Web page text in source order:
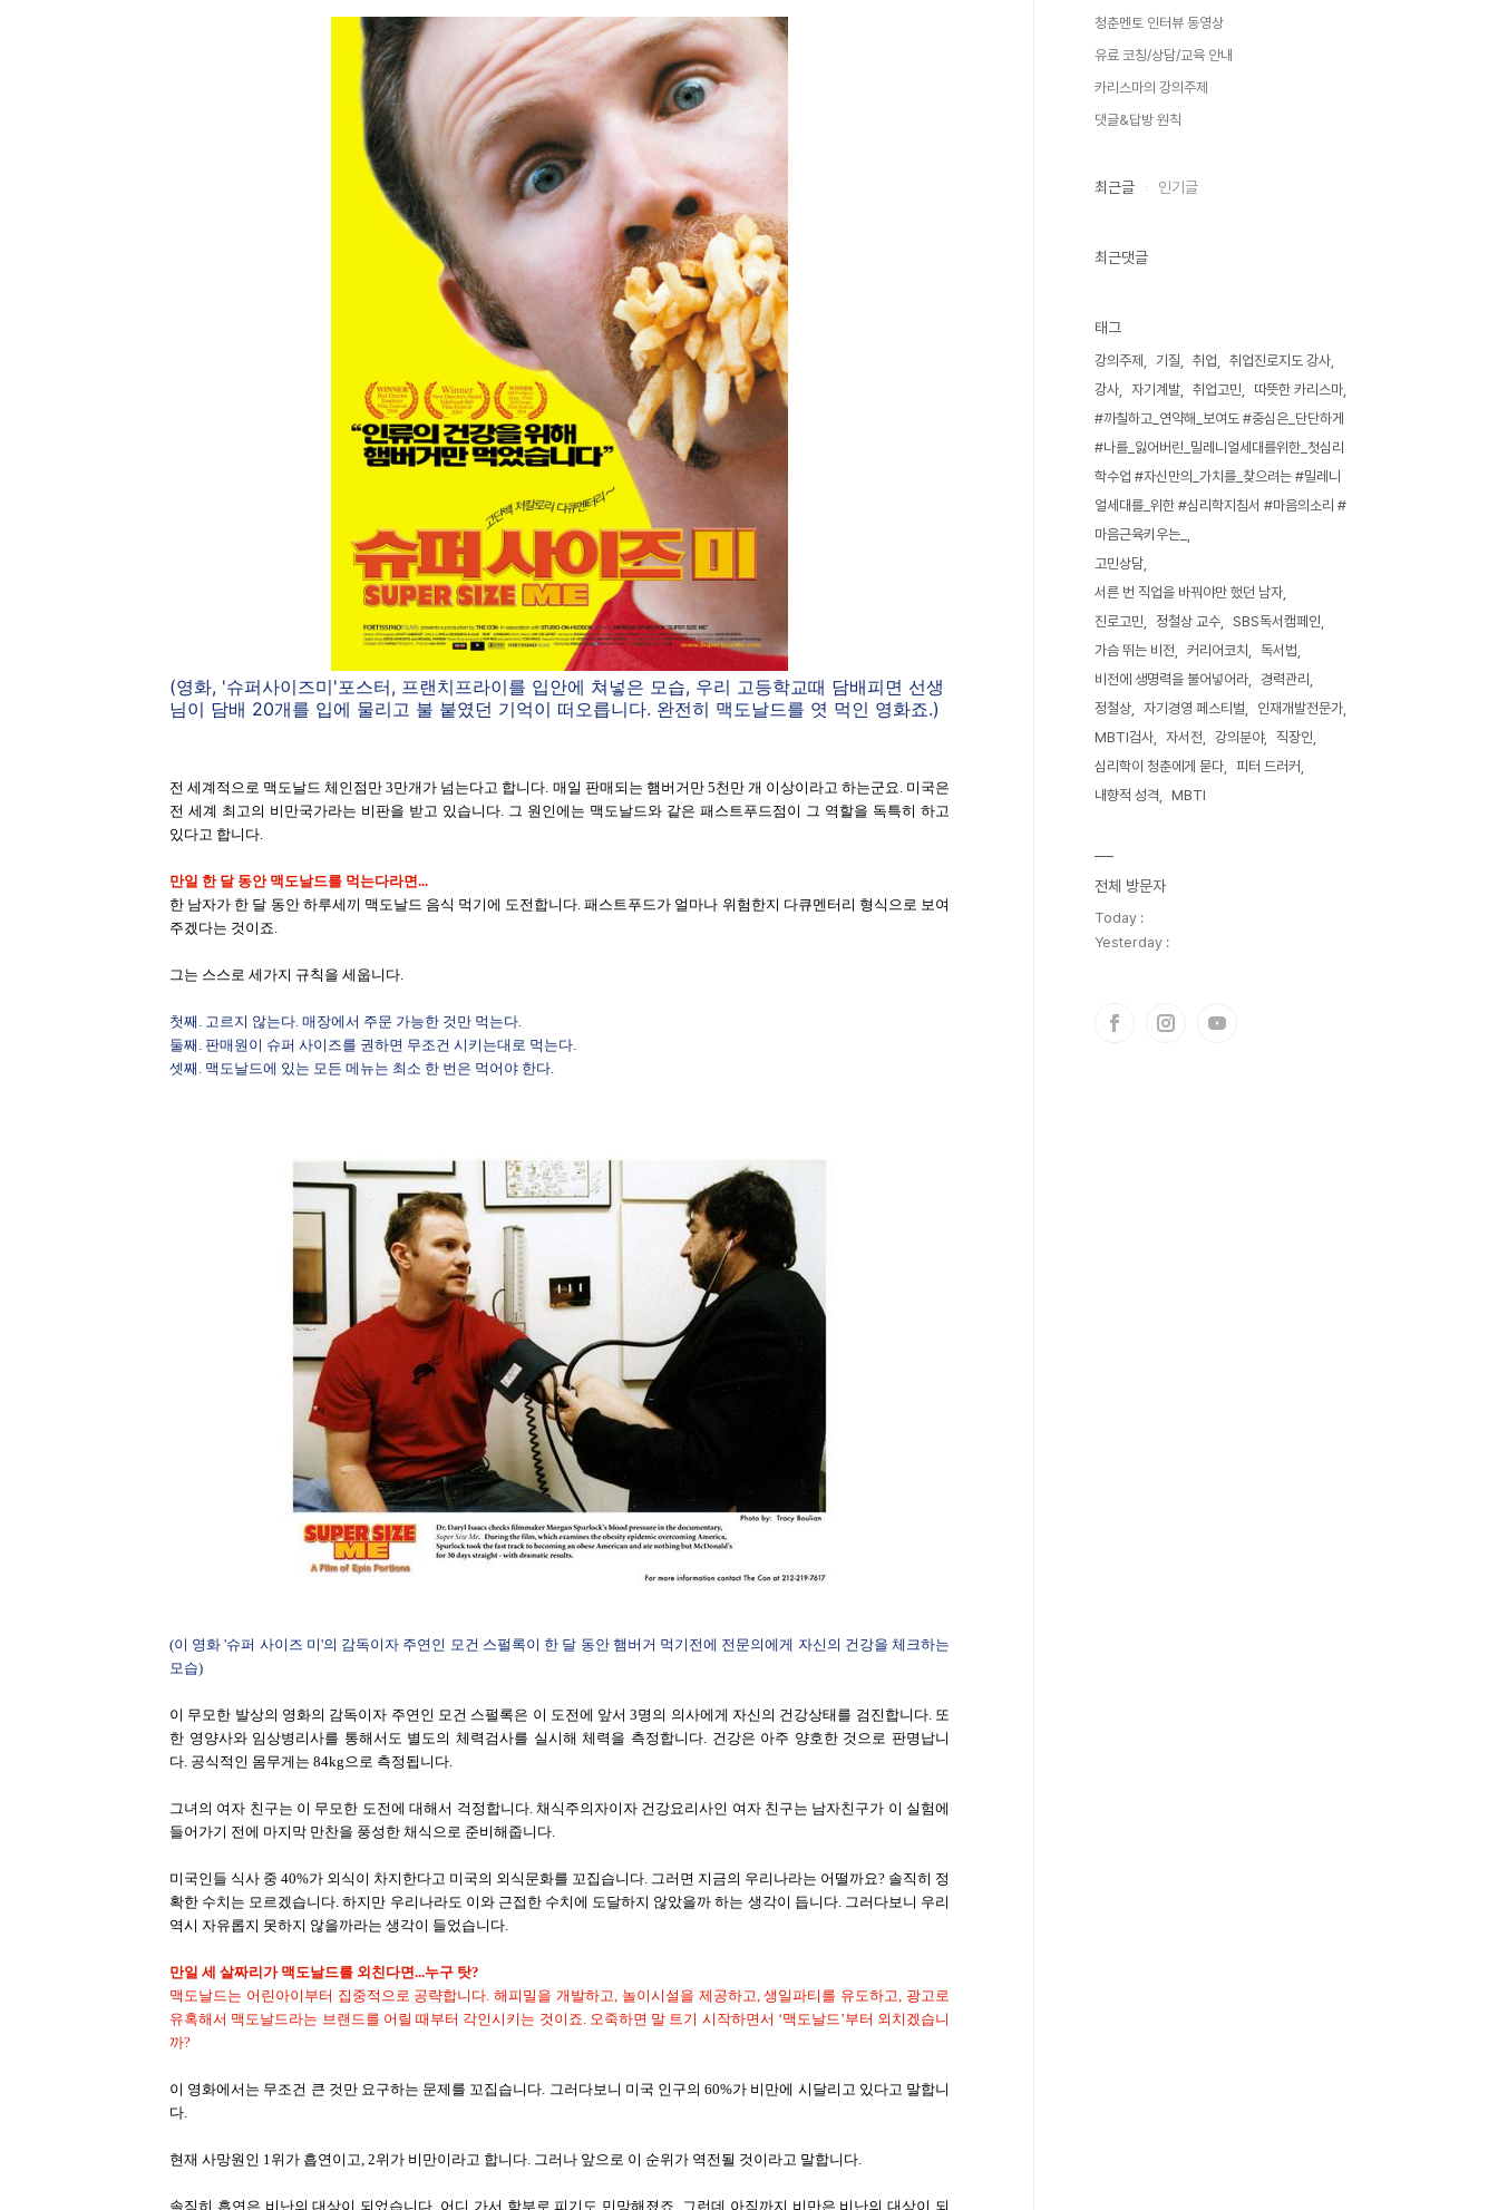
(영화, '슈퍼사이즈미'포스터, 프랜치프라이를 입안에 쳐넣은 모습, 우리 고등학교때 담배피면 선생
님이 담배 20개를 입에 물리고 불 붙였던 기억이 떠오릅니다. 완전히 맥도날드를 엿 먹인 영화죠.)
전 세계적으로 맥도날드 체인점만 3만개가 넘는다고 합니다. 매일 판매되는 햄버거만 5천만 개 이상이라고 하는군요. 미국은
전 세계 최고의 비만국가라는 비판을 받고 있습니다. 그 원인에는 맥도날드와 같은 패스트푸드점이 그 역할을 독특히 하고
있다고 합니다.
만일 한 달 동안 맥도날드를 먹는다라면...
한 남자가 한 달 동안 하루세끼 맥도날드 음식 먹기에 도전합니다. 패스트푸드가 얼마나 위험한지 다큐멘터리 형식으로 보여
주겠다는 것이죠.
그는 스스로 세가지 규칙을 세웁니다.
첫째. 고르지 않는다. 매장에서 주문 가능한 것만 먹는다.
둘째. 판매원이 슈퍼 사이즈를 권하면 무조건 시키는대로 먹는다.
셋째. 맥도날드에 있는 모든 메뉴는 최소 한 번은 먹어야 한다.
(이 영화 '슈퍼 사이즈 미'의 감독이자 주연인 모건 스펄록이 한 달 동안 햄버거 먹기전에 전문의에게 자신의 건강을 체크하는
모습)
이 무모한 발상의 영화의 감독이자 주연인 모건 스펄록은 이 도전에 앞서 3명의 의사에게 자신의 건강상태를 검진합니다. 또
한 영양사와 임상병리사를 통해서도 별도의 체력검사를 실시해 체력을 측정합니다. 건강은 아주 양호한 것으로 판명납니
다. 공식적인 몸무게는 84kg으로 측정됩니다.
그녀의 여자 친구는 이 무모한 도전에 대해서 걱정합니다. 채식주의자이자 건강요리사인 여자 친구는 남자친구가 이 실험에
들어가기 전에 마지막 만찬을 풍성한 채식으로 준비해줍니다.
미국인들 식사 중 40%가 외식이 차지한다고 미국의 외식문화를 꼬집습니다. 그러면 지금의 우리나라는 어떨까요? 솔직히 정
확한 수치는 모르겠습니다. 하지만 우리나라도 이와 근접한 수치에 도달하지 않았을까 하는 생각이 듭니다. 그러다보니 우리
역시 자유롭지 못하지 않을까라는 생각이 들었습니다.
만일 세 살짜리가 맥도날드를 외친다면...누구 탓?
맥도날드는 어린아이부터 집중적으로 공략합니다. 해피밀을 개발하고, 놀이시설을 제공하고, 생일파티를 유도하고, 광고로
유혹해서 맥도날드라는 브랜드를 어릴 때부터 각인시키는 것이죠. 오죽하면 말 트기 시작하면서 ‘맥도날드’부터 외치겠습니
까?
이 영화에서는 무조건 큰 것만 요구하는 문제를 꼬집습니다. 그러다보니 미국 인구의 60%가 비만에 시달리고 있다고 말합니
다.
현재 사망원인 1위가 흡연이고, 2위가 비만이라고 합니다. 그러나 앞으로 이 순위가 역전될 것이라고 말합니다.
솔직히 흡연은 비난의 대상이 되었습니다. 어디 가서 함부로 피기도 민망해졌죠. 그런데 아직까지 비만은 비난의 대상이 되
청춘멘토 인터뷰 동영상
유료 코칭/상담/교육 안내
카리스마의 강의주제
댓글&답방 원칙
최근글 인기글
최근댓글
태그
강의주제 기질 취업
취업진로지도 강사
강사
자기계발 취업고민
따뜻한 카리스마
#까칠하고_연약해_보여도 #중심은_단단하게
#나를_잃어버린_밀레니얼세대를위한_첫심리
학수업 #자신만의_가치를_찾으려는 #밀레니
얼세대를_위한 #심리학지침서 #마음의소리 #
마음근육키우는_
고민상담
서른 번 직업을 바꿔야만 했던 남자
진로고민
정철상 교수
SBS독서캠페인
가슴 뛰는 비전
커리어코치
독서법
비전에 생명력을 불어넣어라
경력관리
정철상
자기경영 페스티벌
인재개발전문가
MBTI검사
자서전 강의분야
직장인
심리학이 청춘에게 묻다
피터 드러커
내향적 성격
MBTI
전체 방문자
Today :
Yesterday :